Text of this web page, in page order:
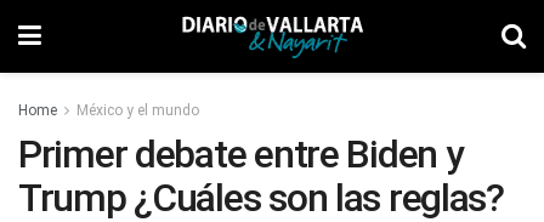
Home México y el mundo
Primer debate entre Biden y
Trump ¿Cuáles son las reglas?